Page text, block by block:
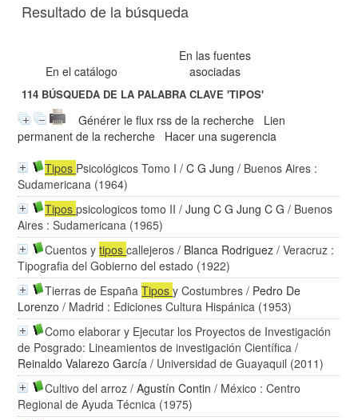
Resultado de la búsqueda
En el catálogo
En las fuentes
asociadas
114 BÚSQUEDA DE LA PALABRA CLAVE'TIPOS'
Générer le flux rss de la recherche
Lien
permanent de la recherche
Hacer una sugerencia
Tipos Psicológicos Tomo I /C G Jung / Buenos Aires :
Sudamericana (1964)
Tipospsicologicos tomo II /Jung C G Jung C G / Buenos
Aires : Sudamericana (1965)
Cuentos ytiposcallejeros / Blanca Rodriguez / Veracruz :
Tipografia del Gobierno del estado (1922)
Tierras de EspañaTiposy Costumbres / Pedro De
Lorenzo / Madrid : Ediciones Cultura Hispánica (1953)
Como elaborar y Ejecutar los Proyectos de Investigación
de Posgrado: Lineamientos de investigación Científica /
Reinaldo Valarezo García / Universidad de Guayaquil (2011)
Cultivo del arroz /Agustín Contin / México : Centro
Regional de Ayuda Técnica (1975)